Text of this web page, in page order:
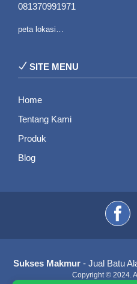
081370991971
peta lokasi…
SITE MENU
Home
Tentang Kami
Produk
Blog
Sukses Makmur- Jual Batu
Copyright © 2024.